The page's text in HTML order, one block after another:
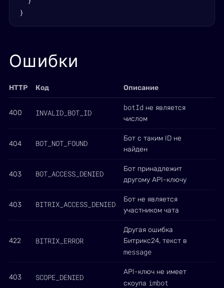
}
Ошибки
HTTP Код Описание
400 INVALID_BOT_ID
botId не является
числом
404 BOT_NOT_FOUND
Бот с таким ID не
найден
403 BOT_ACCESS_DENIED
Бот принадлежит
другому API-ключу
403 BITRIX_ACCESS_DENIED
Бот не является
участником чата
422 BITRIX_ERROR
Другая ошибка
Битрикс24, текст в
message
403 SCOPE_DENIED
API-ключ не имеет
скоупа imbot